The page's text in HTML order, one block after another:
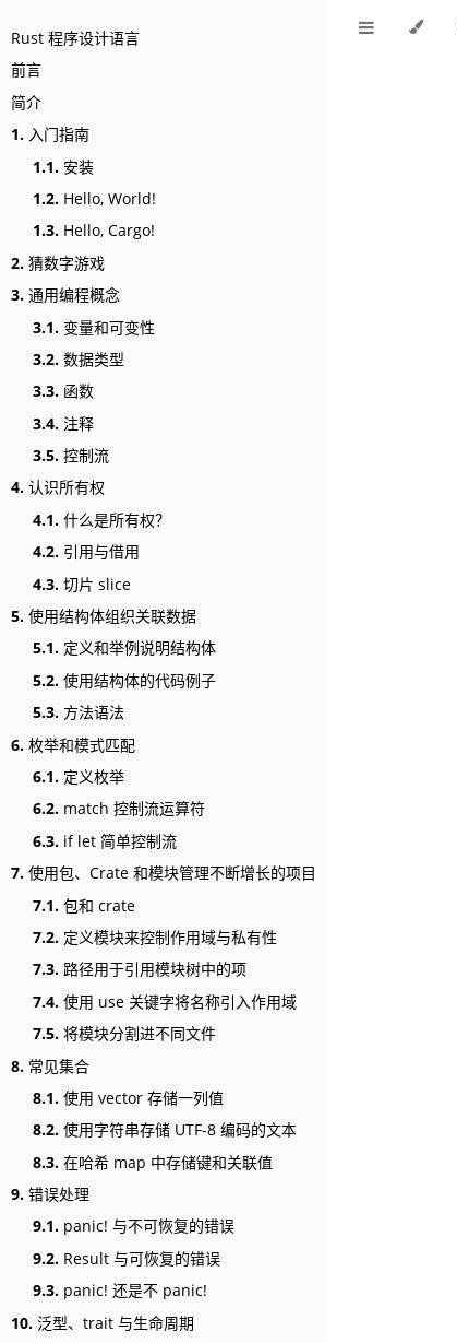
Rust 程序设计语言
前言
简介
1. 入门指南
1.1. 安装
1.2. Hello, World!
1.3. Hello, Cargo!
2. 猜数字游戏
3. 通用编程概念
3.1. 变量和可变性
3.2. 数据类型
3.3. 函数
3.4. 注释
3.5. 控制流
4. 认识所有权
4.1. 什么是所有权？
4.2. 引用与借用
4.3. 切片 slice
5. 使用结构体组织关联数据
5.1. 定义和举例说明结构体
5.2. 使用结构体的代码例子
5.3. 方法语法
6. 枚举和模式匹配
6.1. 定义枚举
6.2. match 控制流运算符
6.3. if let 简单控制流
7. 使用包、Crate 和模块管理不断增长的项目
7.1. 包和 crate
7.2. 定义模块来控制作用域与私有性
7.3. 路径用于引用模块树中的项
7.4. 使用 use 关键字将名称引入作用域
7.5. 将模块分割进不同文件
8. 常见集合
8.1. 使用 vector 存储一列值
8.2. 使用字符串存储 UTF-8 编码的文本
8.3. 在哈希 map 中存储键和关联值
9. 错误处理
9.1. panic! 与不可恢复的错误
9.2. Result 与可恢复的错误
9.3. panic! 还是不 panic!
10. 泛型、trait 与生命周期